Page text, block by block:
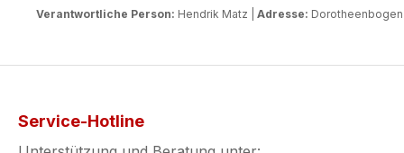
reflektierenden
Verantwortliche Person: Hendrik Matz | Adresse: Dorotheenbogen
Service-Hotline